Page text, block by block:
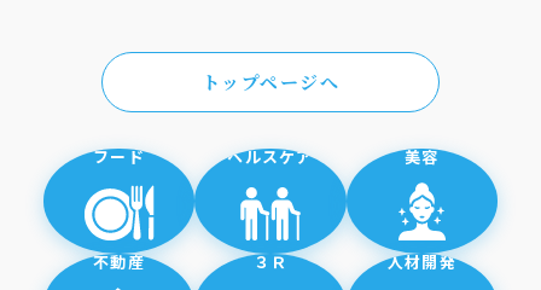
トップページへ
フード ヘルスケア 美容
不動産 ３Ｒ 人材開発